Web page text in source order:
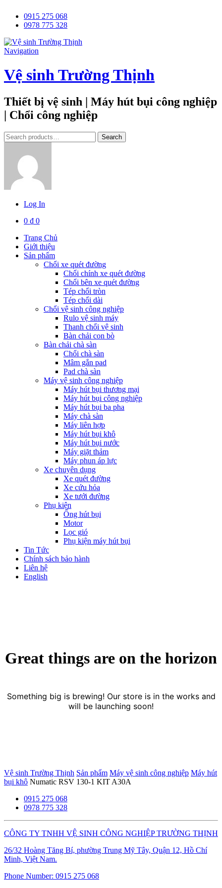
0915 275 068
0978 775 328
Navigation
Vệ sinh Trường Thịnh
Thiết bị vệ sinh | Máy hút bụi công nghiệp
| Chổi công nghiệp
Tìm
kiếm:
Search
Log In
0 ₫ 0
Trang Chủ
Giới thiệu
Sản phẩm
Chổi xe quét đường
Chổi chính xe quét đường
Chổi bên xe quét đường
Tép chổi tròn
Tép chổi dài
Chổi vệ sinh công nghiệp
Rulo vệ sinh máy
Thanh chổi vệ sinh
Bàn chải con bò
Bàn chải chà sàn
Chổi chà sàn
Mâm gắn pad
Pad chà sàn
Máy vệ sinh công nghiệp
Máy hút bụi thương mại
Máy hút bụi công nghiệp
Máy hút bụi ba pha
Máy chà sàn
Máy liên hợp
Máy hút bụi khô
Máy hút bụi nước
Máy giặt thảm
Máy phun áp lực
Xe chuyên dụng
Xe quét đường
Xe cứu hỏa
Xe tưới đường
Phụ kiện
Ống hút bụi
Motor
Lọc gió
Phụ kiện máy hút bụi
Tin Tức
Chính sách bảo hành
Liên hệ
English
Great things are on the horizon
Something big is brewing! Our store is in the works and
will be launching soon!
Vệ sinh Trường Thịnh Sản phẩm Máy vệ sinh công nghiệp Máy hút
bụi khô Numatic RSV 130-1 KIT A30A
0915 275 068
0978 775 328
CÔNG TY TNHH VỆ SINH CÔNG NGHIỆP TRƯỜNG THỊNH
26/32 Hoàng Tăng Bí, phường Trung Mỹ Tây, Quận 12, Hồ Chí
Minh, Việt Nam.
Phone Number: 0915 275 068